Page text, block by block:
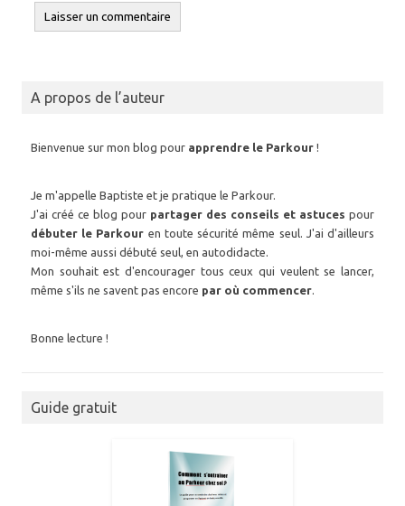
A propos de l’auteur
Bienvenue sur mon blog pour apprendre le Parkour !
Je m'appelle Baptiste et je pratique le Parkour.
J'ai créé ce blog pour partager des conseils et astuces pour
débuter le Parkour en toute sécurité même seul. J'ai d'ailleurs
moi-même aussi débuté seul, en autodidacte.
Mon souhait est d'encourager tous ceux qui veulent se lancer,
même s'ils ne savent pas encore par où commencer.
Bonne lecture !
Guide gratuit